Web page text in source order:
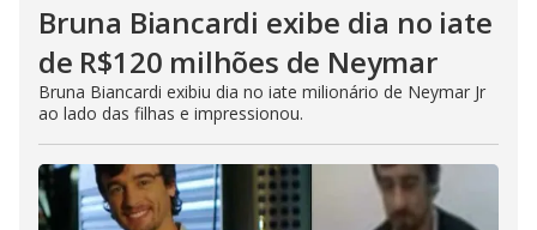
Bruna Biancardi exibe dia no iate
de R$120 milhões de Neymar
Bruna Biancardi exibiu dia no iate milionário de Neymar Jr
ao lado das filhas e impressionou.